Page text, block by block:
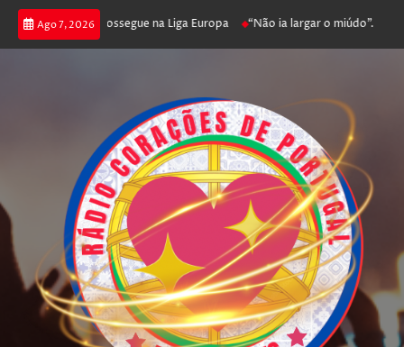
Ago 7, 2026
joga poker e prossegue na Liga Europa “Não ia largar o miúdo”.